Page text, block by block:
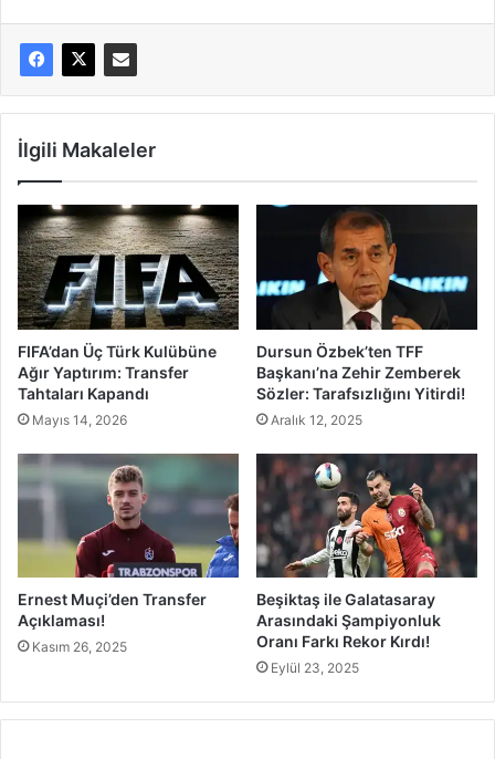
İlgili Makaleler
FIFA’dan Üç Türk Kulübüne
Ağır Yaptırım: Transfer
Tahtaları Kapandı
Mayıs 14, 2026
Dursun Özbek’ten TFF
Başkanı’na Zehir Zemberek
Sözler: Tarafsızlığını Yitirdi!
Aralık 12, 2025
Ernest Muçi’den Transfer
Açıklaması!
Kasım 26, 2025
Beşiktaş ile Galatasaray
Arasındaki Şampiyonluk
Oranı Farkı Rekor Kırdı!
Eylül 23, 2025